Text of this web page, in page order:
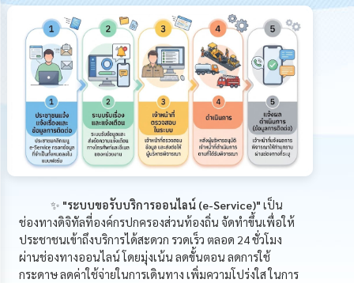
การ
จัด
ซื้อ
จัด
จ้าง
การ
เงิน
การ
คลัง
นโยบาย
No
Gift
Policy
✨ "ระบบขอรับบริการออนไลน์ (e-Service)" เป็น
ช่องทางดิจิทัลที่องค์กรปกครองส่วนท้องถิ่น จัดทำขึ้นเพื่อให้
ประชาชนเข้าถึงบริการได้สะดวก รวดเร็ว ตลอด 24 ชั่วโมง
ผ่านช่องทางออนไลน์ โดยมุ่งเน้น ลดขั้นตอน ลดการใช้
กระดาษ ลดค่าใช้จ่ายในการเดินทาง เพิ่มความโปร่งใส ในการ